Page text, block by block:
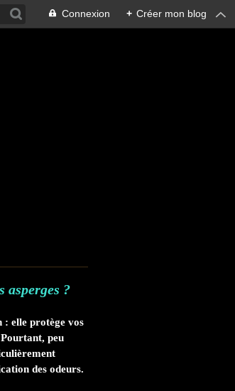
Connexion + Créer mon blog
asperges ?
elle protège vos
peu
des odeurs.